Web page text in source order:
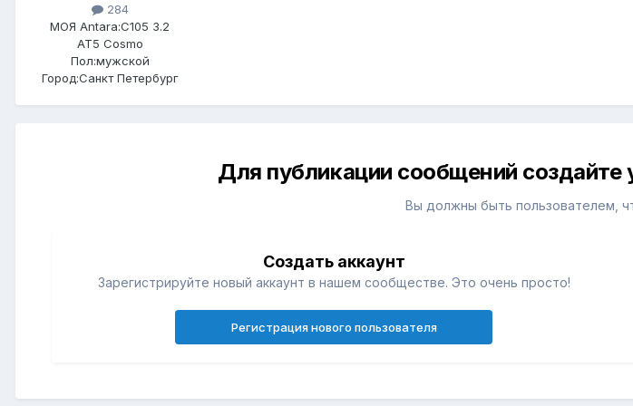
284
МОЯ Antara:C105 3.2
AT5 Cosmo
Пол:мужской
Город:Санкт Петербург
Для публикации сообщений создайте
Вы должны быть пользователем,
Создать аккаунт
Зарегистрируйте новый аккаунт в нашем сообществе. Это очень просто!
Регистрация нового пользователя